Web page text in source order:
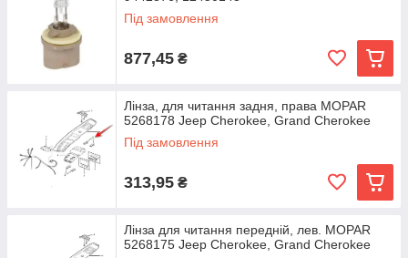
Під замовлення
877,45 ₴
Лінза, для читання задня, права MOPAR
5268178 Jeep Cherokee, Grand Cherokee
Під замовлення
313,95 ₴
Лінза для читання передній, лев. MOPAR
5268175 Jeep Cherokee, Grand Cherokee